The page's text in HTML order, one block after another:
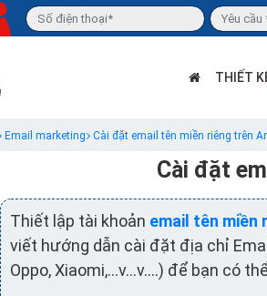
THIẾT
Email marketing Cài đặt email tên miền riêng trên
Cài đặt
Thiết lập tài khoản email tên miền
viết hướng dẫn cài đặt địa chỉ
Oppo, Xiaomi,…v…v….) để bạn có